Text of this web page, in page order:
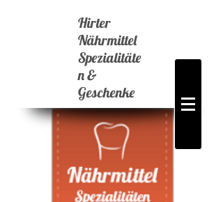
Hirter
Nährmittel
Spezialitäte
n &
Geschenke